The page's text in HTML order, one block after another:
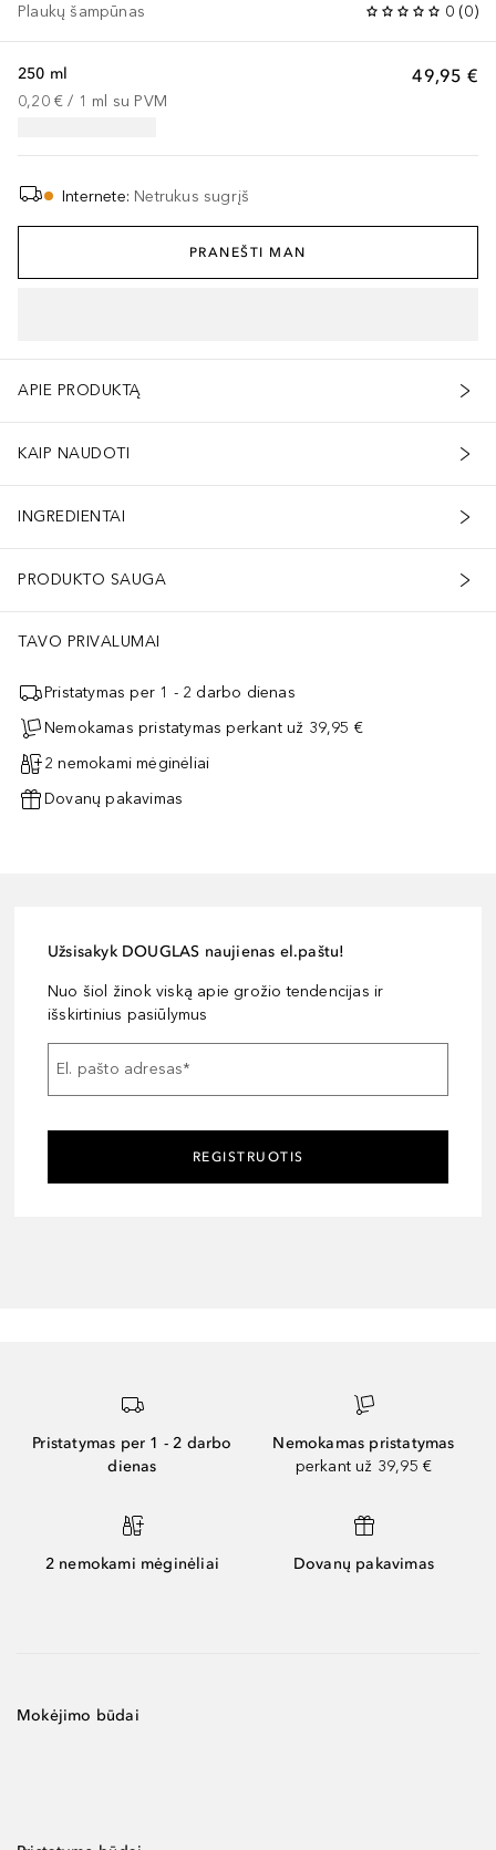
Plaukų šampūnas 0 (0)
49,95 €
250 ml
0,20 € / 1 ml su PVM
Internete: Netrukus sugrįš
PRANEŠTI MAN
APIE PRODUKTĄ
KAIP NAUDOTI
INGREDIENTAI
PRODUKTO SAUGA
TAVO PRIVALUMAI
Pristatymas per 1 - 2 darbo dienas
Nemokamas pristatymas perkant už 39,95 €
2 nemokami mėginėliai
Dovanų pakavimas
Užsisakyk DOUGLAS naujienas el.paštu!
Nuo šiol žinok viską apie grožio tendencijas ir
išskirtinius pasiūlymus
El. pašto adresas*
REGISTRUOTIS
Pristatymas per 1 - 2 darbo
dienas
Nemokamas pristatymas
perkant už 39,95 €
2 nemokami mėginėliai Dovanų pakavimas
Mokėjimo būdai